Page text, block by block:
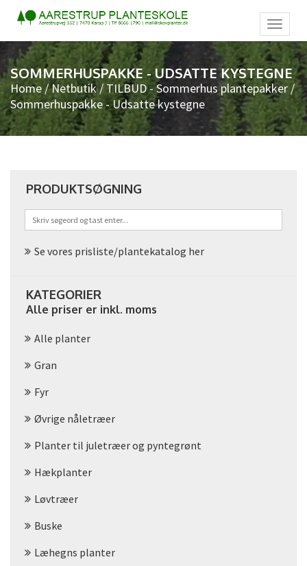
SOMMERHUSPAKKE - UDSATTE KYSTEGNE
Home /Netbutik/ TILBUD - Sommerhus plantepakker /
Sommerhuspakke - Udsatte kystegne
PRODUKTSØGNING
Se vores prisliste/plantekatalog her
KATEGORIER
Alle priser er inkl. moms
Alle planter
Gran
Fyr
Øvrige nåletræer
Planter til juletræer og pyntegrønt
Hækplanter
Løvtræer
Buske
Læhegns planter